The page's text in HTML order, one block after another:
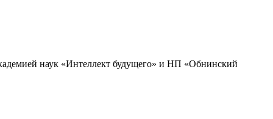
наук «Интеллект будущего» и НП «Обнинский